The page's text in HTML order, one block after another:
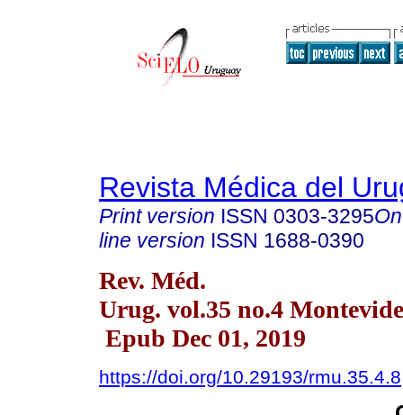
Revista Médica del
Print version ISSN 0303-3295
line version ISSN 1688-0390
Rev. Méd.
Urug. vol.35 no.4
Epub Dec 01, 2019
https://doi.org/10.29193/rmu.35.4.8